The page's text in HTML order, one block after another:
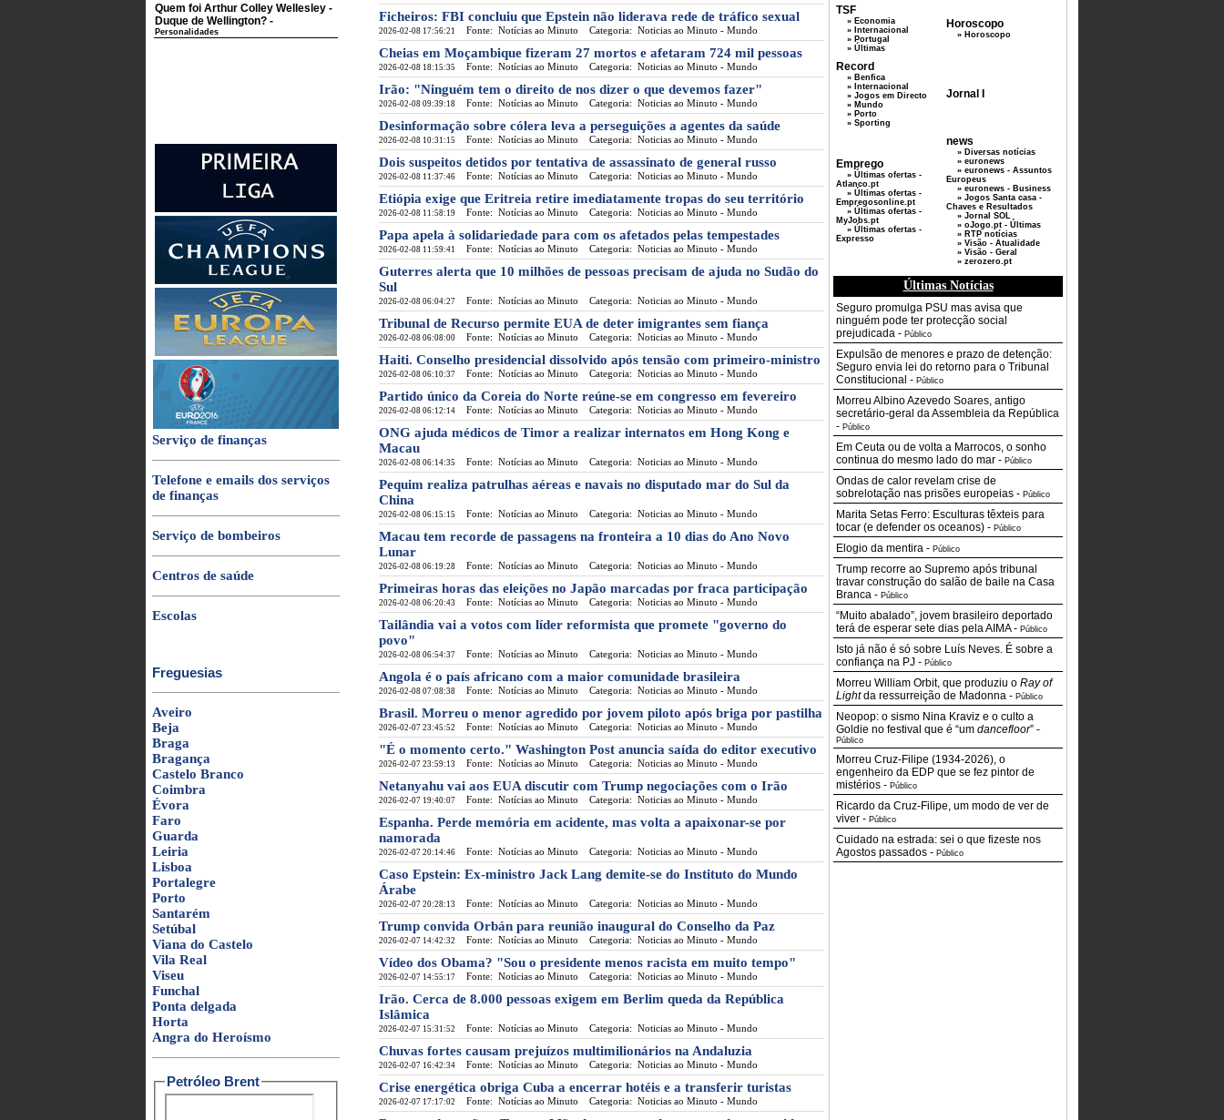
Quem foi Arthur Colley Wellesley -
Duque de Wellington? -
Personalidades
Serviço de finanças
Telefone e emails dos serviços
de finanças
Serviço de bombeiros
Centros de saúde
Escolas
Freguesias
Aveiro
Beja
Braga
Bragança
Castelo Branco
Coimbra
Évora
Faro
Guarda
Leiria
Lisboa
Portalegre
Porto
Santarém
Setúbal
Viana do Castelo
Vila Real
Viseu
Funchal
Ponta delgada
Horta
Angra do Heroísmo
Petróleo Brent
Ficheiros: FBI concluiu que Epstein não liderava rede de tráfico sexual
2026-02-08 17:56:21 Fonte: Notícias ao Minuto Categoria: Noticias ao Minuto - Mundo
Cheias em Moçambique fizeram 27 mortos e afetaram 724 mil pessoas
2026-02-08 18:15:35 Fonte: Notícias ao Minuto Categoria: Noticias ao Minuto - Mundo
Irão: "Ninguém tem o direito de nos dizer o que devemos fazer"
2026-02-08 09:39:18 Fonte: Notícias ao Minuto Categoria: Noticias ao Minuto - Mundo
Desinformação sobre cólera leva a perseguições a agentes da saúde
2026-02-08 10:31:15 Fonte: Notícias ao Minuto Categoria: Noticias ao Minuto - Mundo
Dois suspeitos detidos por tentativa de assassinato de general russo
2026-02-08 11:37:46 Fonte: Notícias ao Minuto Categoria: Noticias ao Minuto - Mundo
Etiópia exige que Eritreia retire imediatamente tropas do seu território
2026-02-08 11:58:19 Fonte: Notícias ao Minuto Categoria: Noticias ao Minuto - Mundo
Papa apela à solidariedade para com os afetados pelas tempestades
2026-02-08 11:59:41 Fonte: Notícias ao Minuto Categoria: Noticias ao Minuto - Mundo
Guterres alerta que 10 milhões de pessoas precisam de ajuda no Sudão do
Sul
2026-02-08 06:04:27 Fonte: Notícias ao Minuto Categoria: Noticias ao Minuto - Mundo
Tribunal de Recurso permite EUA de deter imigrantes sem fiança
2026-02-08 06:08:00 Fonte: Notícias ao Minuto Categoria: Noticias ao Minuto - Mundo
Haiti. Conselho presidencial dissolvido após tensão com primeiro-ministro
2026-02-08 06:10:37 Fonte: Notícias ao Minuto Categoria: Noticias ao Minuto - Mundo
Partido único da Coreia do Norte reúne-se em congresso em fevereiro
2026-02-08 06:12:14 Fonte: Notícias ao Minuto Categoria: Noticias ao Minuto - Mundo
ONG ajuda médicos de Timor a realizar internatos em Hong Kong e
Macau
2026-02-08 06:14:35 Fonte: Notícias ao Minuto Categoria: Noticias ao Minuto - Mundo
Pequim realiza patrulhas aéreas e navais no disputado mar do Sul da
China
2026-02-08 06:15:15 Fonte: Notícias ao Minuto Categoria: Noticias ao Minuto - Mundo
Macau tem recorde de passagens na fronteira a 10 dias do Ano Novo
Lunar
2026-02-08 06:19:28 Fonte: Notícias ao Minuto Categoria: Noticias ao Minuto - Mundo
Primeiras horas das eleições no Japão marcadas por fraca participação
2026-02-08 06:20:43 Fonte: Notícias ao Minuto Categoria: Noticias ao Minuto - Mundo
Tailândia vai a votos com líder reformista que promete "governo do
povo"
2026-02-08 06:54:37 Fonte: Notícias ao Minuto Categoria: Noticias ao Minuto - Mundo
Angola é o país africano com a maior comunidade brasileira
2026-02-08 07:08:38 Fonte: Notícias ao Minuto Categoria: Noticias ao Minuto - Mundo
Brasil. Morreu o menor agredido por jovem piloto após briga por pastilha
2026-02-07 23:45:52 Fonte: Notícias ao Minuto Categoria: Noticias ao Minuto - Mundo
"É o momento certo." Washington Post anuncia saída do editor executivo
2026-02-07 23:59:13 Fonte: Notícias ao Minuto Categoria: Noticias ao Minuto - Mundo
Netanyahu vai aos EUA discutir com Trump negociações com o Irão
2026-02-07 19:40:07 Fonte: Notícias ao Minuto Categoria: Noticias ao Minuto - Mundo
Espanha. Perde memória em acidente, mas volta a apaixonar-se por
namorada
2026-02-07 20:14:46 Fonte: Notícias ao Minuto Categoria: Noticias ao Minuto - Mundo
Caso Epstein: Ex-ministro Jack Lang demite-se do Instituto do Mundo
Árabe
2026-02-07 20:28:13 Fonte: Notícias ao Minuto Categoria: Noticias ao Minuto - Mundo
Trump convida Orbán para reunião inaugural do Conselho da Paz
2026-02-07 14:42:32 Fonte: Notícias ao Minuto Categoria: Noticias ao Minuto - Mundo
Vídeo dos Obama? "Sou o presidente menos racista em muito tempo"
2026-02-07 14:55:17 Fonte: Notícias ao Minuto Categoria: Noticias ao Minuto - Mundo
Irão. Cerca de 8.000 pessoas exigem em Berlim queda da República
Islâmica
2026-02-07 15:31:52 Fonte: Notícias ao Minuto Categoria: Noticias ao Minuto - Mundo
Chuvas fortes causam prejuízos multimilionários na Andaluzia
2026-02-07 16:42:34 Fonte: Notícias ao Minuto Categoria: Noticias ao Minuto - Mundo
Crise energética obriga Cuba a encerrar hotéis e a transferir turistas
2026-02-07 17:17:02 Fonte: Notícias ao Minuto Categoria: Noticias ao Minuto - Mundo
TSF
» Economia
» Internacional
» Portugal
» Últimas
Horoscopo
» Horoscopo
Record
» Benfica
» Internacional
» Jogos em Directo
» Mundo
» Porto
» Sporting
Jornal I
Emprego
» Últimas ofertas -
Atlanco.pt
» Últimas ofertas -
Empregosonline.pt
» Últimas ofertas -
MyJobs.pt
» Últimas ofertas -
Expresso
news
» Diversas notícias
» euronews
» euronews - Assuntos
Europeus
» euronews - Business
» Jogos Santa casa -
Chaves e Resultados
» Jornal SOL
» oJogo.pt - Últimas
» RTP notícias
» Visão - Atualidade
» Visão - Geral
» zerozero.pt
Últimas Notícias
Seguro promulga PSU mas avisa que
ninguém pode ter protecção social
prejudicada - Público
Expulsão de menores e prazo de detenção:
Seguro envia lei do retorno para o Tribunal
Constitucional - Público
Morreu Albino Azevedo Soares, antigo
secretário-geral da Assembleia da República
- Público
Em Ceuta ou de volta a Marrocos, o sonho
continua do mesmo lado do mar - Público
Ondas de calor revelam crise de
sobrelotação nas prisões europeias - Público
Marita Setas Ferro: Esculturas têxteis para
tocar (e defender os oceanos) - Público
Elogio da mentira - Público
Trump recorre ao Supremo após tribunal
travar construção do salão de baile na Casa
Branca - Público
“Muito abalado”, jovem brasileiro deportado
terá de esperar sete dias pela AIMA- Público
Isto já não é só sobre Luís Neves. É sobre a
confiança na PJ - Público
Morreu William Orbit, que produziu o Ray of
Lightda ressurreição de Madonna - Público
Neopop: o sismo Nina Kraviz e o culto a
Goldie no festival que é “um dancefloor” -
Público
Morreu Cruz-Filipe (1934-2026), o
engenheiro da EDP que se fez pintor de
mistérios - Público
Ricardo da Cruz-Filipe, um modo de ver de
viver - Público
Cuidado na estrada: sei o que fizeste nos
Agostos passados - Público